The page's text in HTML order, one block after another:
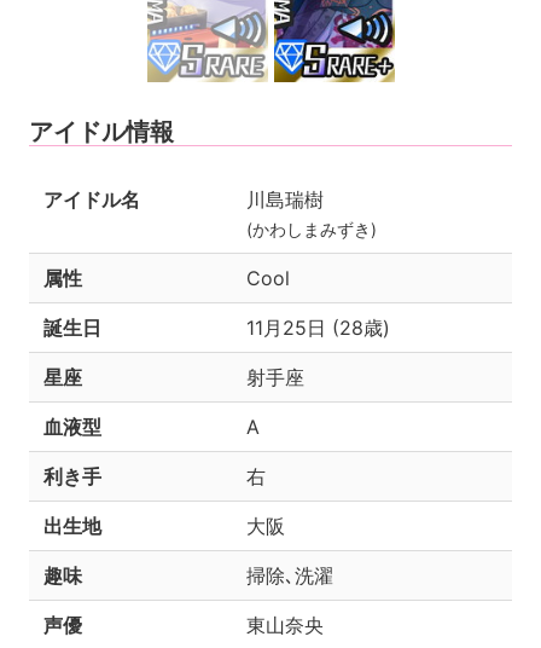
アイドル情報
アイドル名 川島瑞樹
(かわしまみずき)
属性 Cool
誕生日 11月25日 (28歳)
星座 射手座
血液型 A
利き手 右
出生地 大阪
趣味 掃除､洗濯
声優 東山奈央